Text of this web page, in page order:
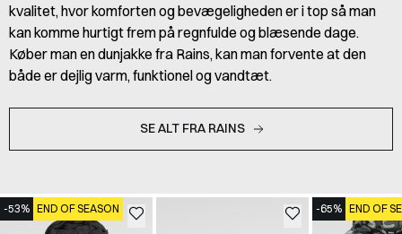
kvalitet, hvor komforten og bevægeligheden er i top så man
kan komme hurtigt frem på regnfulde og blæsende dage.
Køber man en dunjakke fra Rains, kan man forvente at den
både er dejlig varm, funktionel og vandtæt.
SE ALT FRA RAINS
-53% END OF SEASON -65% END OF